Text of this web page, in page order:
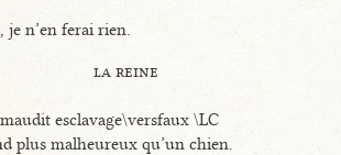
je n’en ferai rien.
la reine
esclavage\versfaux \LC
plus malheureux qu’un chien.